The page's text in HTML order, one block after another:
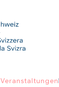
Veranstaltungen